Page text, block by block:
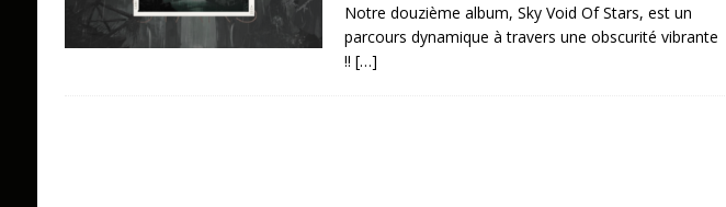
Notre douzième album, Sky Void Of Stars, est un
parcours dynamique à travers une obscurité vibrante
!! […]